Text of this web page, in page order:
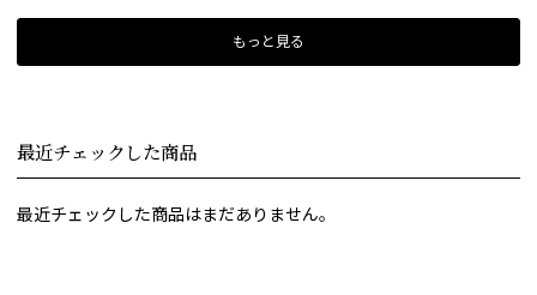
もっと見る
最近チェックした商品
最近チェックした商品はまだありません。